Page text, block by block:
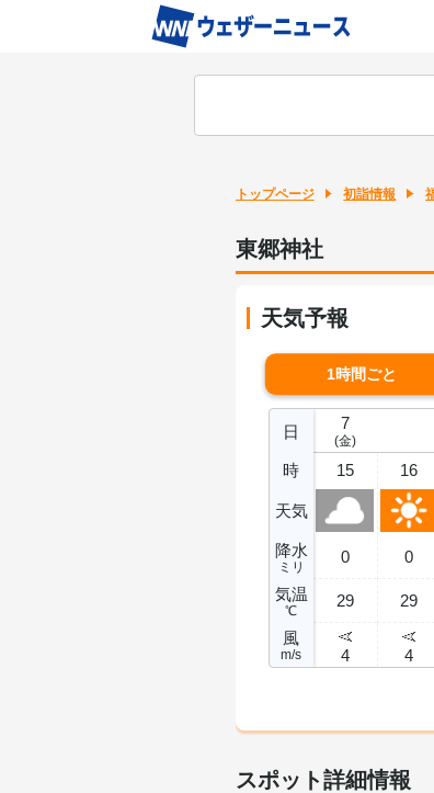
トップページ 初詣情報
東郷神社
天気予報
1時間ごと
日
時
天気
降水
ミリ
気温
℃
風
m/s
7
(金)
15
0
29
4
16
0
29
4
スポット詳細情報